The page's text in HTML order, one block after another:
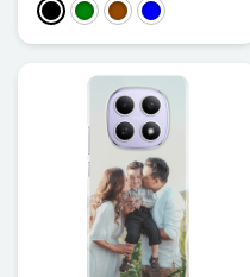
PretoVerdeCastanho
Azul